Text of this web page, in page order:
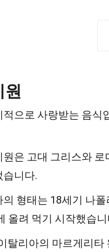
원
적으로 사랑받는 음식
원은 고대 그리스와
습니다.
의 형태는 18세기 나
올려 먹기 시작했습니
탈리아의 마르게리